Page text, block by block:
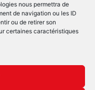
nous permettra de
de navigation ou les ID
ou de retirer son
certaines caractéristiques
!
!